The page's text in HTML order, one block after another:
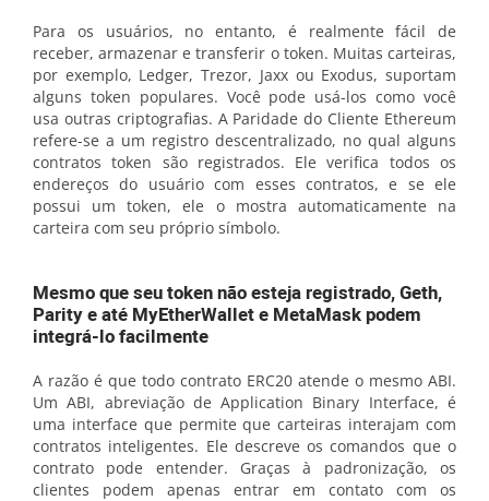
Para os usuários, no entanto, é realmente fácil de
receber, armazenar e transferir o token. Muitas carteiras,
por exemplo, Ledger, Trezor, Jaxx ou Exodus, suportam
alguns token populares. Você pode usá-los como você
usa outras criptografias. A Paridade do Cliente Ethereum
refere-se a um registro descentralizado, no qual alguns
contratos token são registrados. Ele verifica todos os
endereços do usuário com esses contratos, e se ele
possui um token, ele o mostra automaticamente na
carteira com seu próprio símbolo.
Mesmo que seu token não esteja registrado, Geth,
Parity e até MyEtherWallet e MetaMask podem
integrá-lo facilmente
A razão é que todo contrato ERC20 atende o mesmo ABI.
Um ABI, abreviação de Application Binary Interface, é
uma interface que permite que carteiras interajam com
contratos inteligentes. Ele descreve os comandos que o
contrato pode entender. Graças à padronização, os
clientes podem apenas entrar em contato com os